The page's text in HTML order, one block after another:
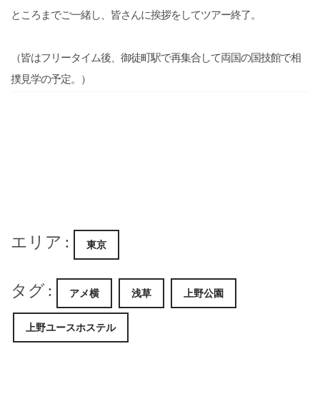
ところまでご一緒し、皆さんに挨拶をしてツアー終了。
（皆はフリータイム後、御徒町駅で再集合して両国の国技館で相
撲見学の予定。）
エリア : 東京
タグ : アメ横 浅草 上野公園
上野ユースホステル